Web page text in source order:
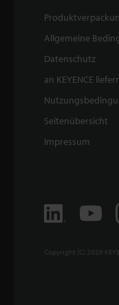
Allgemeine
Datenschutz
an KEYENCE
Seitenübersicht
Impressum
Copyright (C) 2026